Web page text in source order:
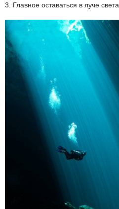
3. Главное оставаться в луче света